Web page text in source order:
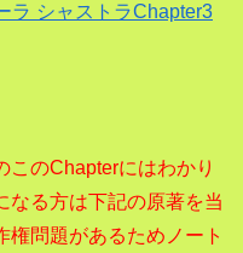
ラ シャストラChapter3
のChapterにはわかり
なる方は下記の原著を当
権問題があるためノート